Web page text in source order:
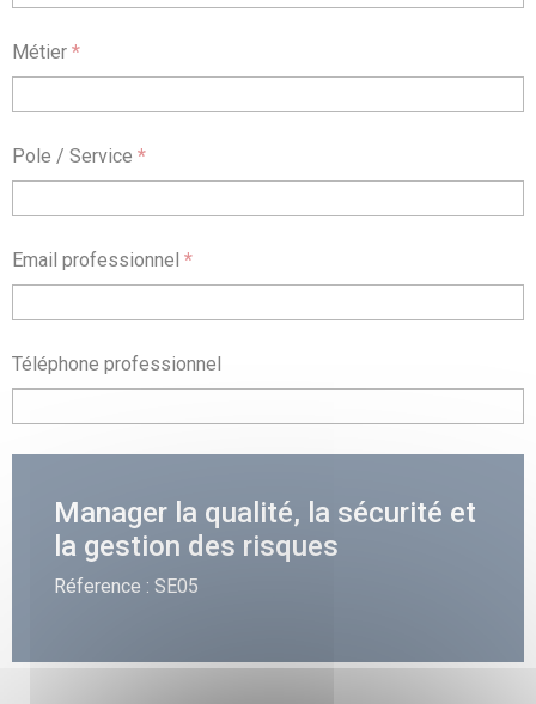
Métier *
Pole / Service *
Email professionnel *
Téléphone professionnel
Manager la qualité, la sécurité et
la gestion des risques
Réference : SE05